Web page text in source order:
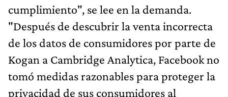
cumplimiento", se lee en la demanda.
"Después de descubrir la venta incorrecta
de los datos de consumidores por parte de
Kogan a Cambridge Analytica, Facebook no
tomó medidas razonables para proteger la
privacidad de sus consumidores al